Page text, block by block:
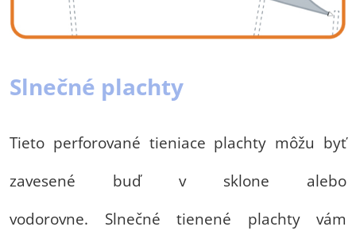
Slnečné plachty
Tieto perforované tieniace plachty môžu byť
zavesené buď v sklone alebo
vodorovne. Slnečné tienené plachty vám